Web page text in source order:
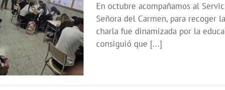
En octubre acompañamos al
Señora del Carmen, para recoger
charla fue dinamizada por la
consiguió que [...]